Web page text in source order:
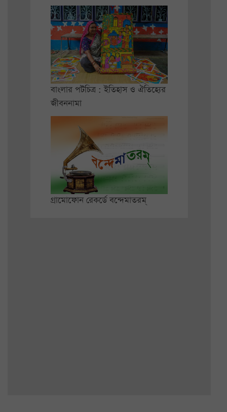
বাংলার পটচিত্র : ইতিহাস ও ঐতিহ্যের
জীবননামা
গ্রামোফোন রেকর্ডে বন্দেমাতরম্